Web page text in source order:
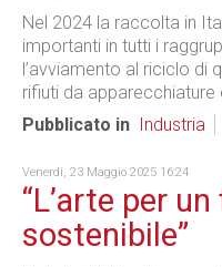
Nel 2024 la raccolta in
importanti in tutti i
l’avviamento al riciclo di
rifiuti da
Pubblicato in
Industria
Venerdì, 23 Maggio 2025 16:24
“L’arte per
sostenibile”